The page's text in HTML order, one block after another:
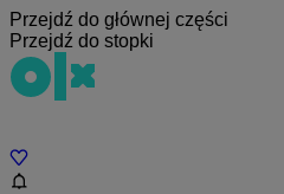
Przejdź do głównej części
Przejdź do stopki